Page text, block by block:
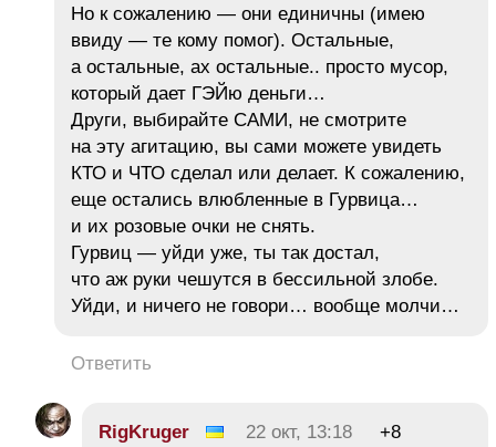
Но к сожалению — они единичны (имею
ввиду — те кому помог). Остальные,
а остальные, ах остальные.. просто мусор,
который дает ГЭЙю деньги…
Други, выбирайте САМИ, не смотрите
на эту агитацию, вы сами можете увидеть
КТО и ЧТО сделал или делает. К сожалению,
еще остались влюбленные в Гурвица…
и их розовые очки не снять.
Гурвиц — уйди уже, ты так достал,
что аж руки чешутся в бессильной злобе.
Уйди, и ничего не говори… вообще молчи…
Ответить
RigKruger 22 окт, 13:18
+8